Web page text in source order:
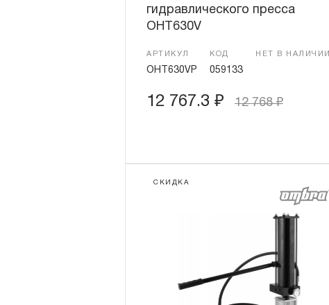
гидравлического пресса
OHT630V
АРТИКУЛ
OHT630VP
КОД
059133
НЕТ В НАЛИЧИИ
12 767.3 ₽ 12 768₽
СКИДКА